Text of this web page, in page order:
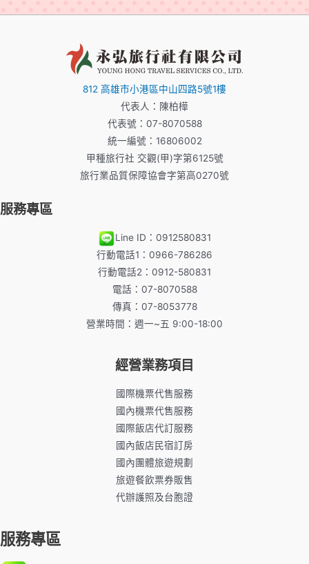
812 高雄市小港區中山四路5號1樓
代表人：陳柏樺
代表號：07-8070588
統一編號：16806002
甲種旅行社 交觀(甲)字第6125號
旅行業品質保障協會字第高0270號
服務專區
Line ID：0912580831
行動電話1：0966-786286
行動電話2：0912-580831
電話：07-8070588
傳真：07-8053778
營業時間：週一~五 9:00-18:00
經營業務項目
國際機票代售服務
國內機票代售服務
國際飯店代訂服務
國內飯店民宿訂房
國內團體旅遊規劃
旅遊餐飲票券販售
代辦護照及台胞證
服務專區